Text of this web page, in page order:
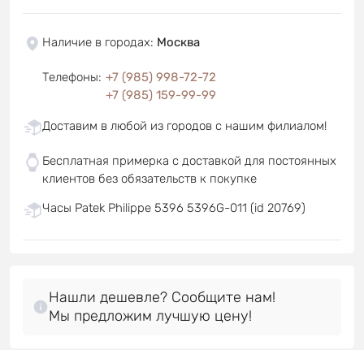
Наличие в городах: Москва
Телефоны: +7 (985) 998-72-72
+7 (985) 159-99-99
Доставим в любой из городов с нашим филиалом!
Бесплатная примерка с доставкой для постоянных
клиентов без обязательств к покупке
Часы Patek Philippe 5396 5396G-011 (id 20769)
Нашли дешевле? Сообщите нам!
Мы предложим лучшую цену!